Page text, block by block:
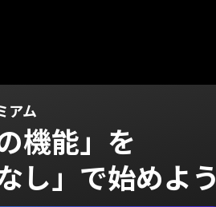
アム
機能」を
し」で始めよう